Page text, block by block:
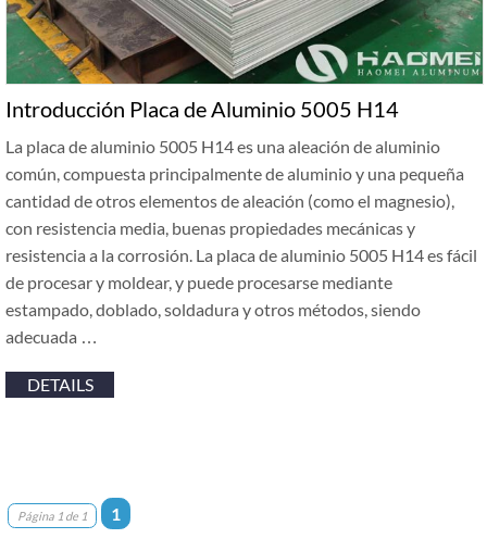
Introducción Placa de Aluminio 5005 H14
La placa de aluminio 5005 H14 es una aleación de aluminio
común, compuesta principalmente de aluminio y una pequeña
cantidad de otros elementos de aleación (como el magnesio),
con resistencia media, buenas propiedades mecánicas y
resistencia a la corrosión. La placa de aluminio 5005 H14 es fácil
de procesar y moldear, y puede procesarse mediante
estampado, doblado, soldadura y otros métodos, siendo
adecuada …
DETAILS
Página 1 de 1 1